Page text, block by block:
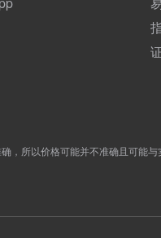
，所以价格可能并不准确且可能